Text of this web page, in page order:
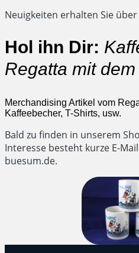
Neuigkeiten erhalten Sie
Hol ihn Dir:
Regatta mit
Merchandising Artikel vom
Kaffeebecher, T-Shirts, usw.
Bald zu finden in unserem
Interesse besteht kurze E-
buesum.de.